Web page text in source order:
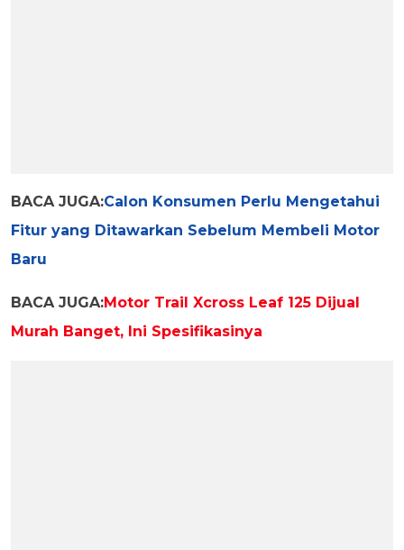
BACA JUGA:Calon Konsumen Perlu Mengetahui
Fitur yang Ditawarkan Sebelum Membeli Motor
Baru
BACA JUGA:Motor Trail Xcross Leaf 125 Dijual
Murah Banget, Ini Spesifikasinya